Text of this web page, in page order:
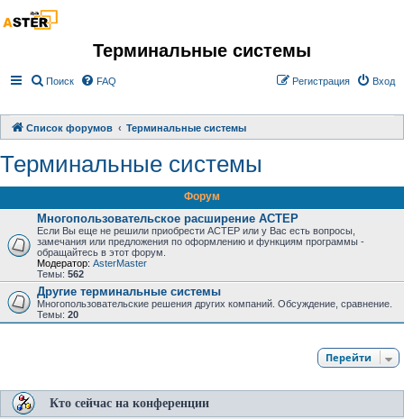
Терминальные системы
Поиск FAQ Вход
Регистрация
Список форумов Терминальные системы
Терминальные системы
Форум
Многопользовательское расширение АСТЕР
Если Вы еще не решили приобрести АСТЕР или у Вас есть вопросы,
замечания или предложения по оформлению и функциям программы -
обращайтесь в этот форум.
Модератор: AsterMaster
Темы: 562
Другие терминальные системы
Многопользовательские решения других компаний. Обсуждение, сравнение.
Темы: 20
Перейти
Кто сейчас на конференции